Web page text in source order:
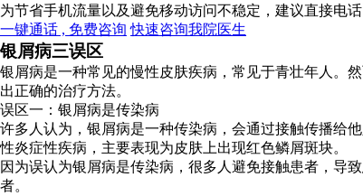
为节省手机流量以及避免移动访问不稳定，建议直接电话
一键通话 , 免费咨询 快速咨询我院医生
银屑病三误区
银屑病是一种常见的慢性皮肤疾病，常见于青壮年人。
出正确的治疗方法。
误区一：银屑病是传染病
许多人认为，银屑病是一种传染病，会通过接触传播给
性炎症性疾病，主要表现为皮肤上出现红色鳞屑斑块。
因为误认为银屑病是传染病，很多人避免接触患者，导
者。